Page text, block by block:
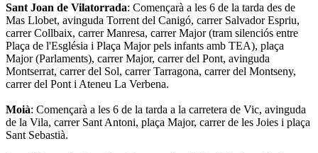
Sant Joan de Vilatorrada: Començarà a les 6 de la tarda des de
Mas Llobet, avinguda Torrent del Canigó, carrer Salvador Espriu,
carrer Collbaix, carrer Manresa, carrer Major (tram silenciós entre
Plaça de l'Església i Plaça Major pels infants amb TEA), plaça
Major (Parlaments), carrer Major, carrer del Pont, avinguda
Montserrat, carrer del Sol, carrer Tarragona, carrer del Montseny,
carrer del Pont i Ateneu La Verbena.
Moià: Començarà a les 6 de la tarda a la carretera de Vic, avinguda
de la Vila, carrer Sant Antoni, plaça Major, carrer de les Joies i plaça
Sant Sebastià.